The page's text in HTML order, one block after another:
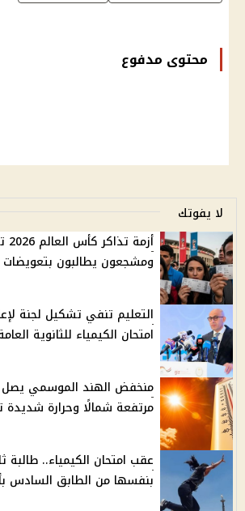
محتوى مدفوع
لا يفوتك
ومشجعون يطالبون
التعليم تنفي تشكيل لجنة
امتحان الكيمياء للثانوية العامة
منخفض الهند الموسمي يصل
مرتفعة شمالًا وحرارة شديدة
عقب امتحان الكيمياء.. طالبة
بنفسها من الطابق السادس